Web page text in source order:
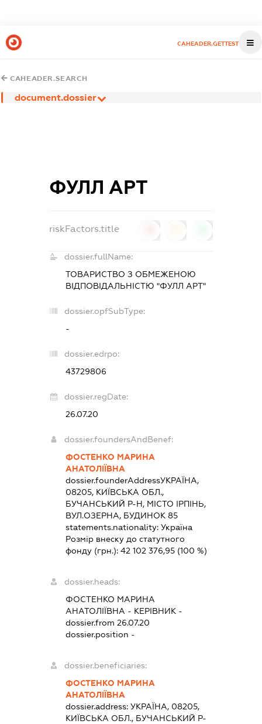
CAHEADER.GETTEST
CAHEADER.SEARCH
document.dossier
ФУЛЛ АРТ
riskFactors.title
dossier.fullName:
ТОВАРИСТВО З ОБМЕЖЕНОЮ
ВІДПОВІДАЛЬНІСТЮ "ФУЛЛ АРТ"
dossier.opfSubType:
-
dossier.edrpo:
43729806
dossier.regDate:
26.07.20
dossier.foundersAndBenef:
ФОСТЕНКО МАРИНА
АНАТОЛІЇВНА
dossier.founderAddressУКРАЇНА,
08205, КИЇВСЬКА ОБЛ.,
БУЧАНСЬКИЙ Р-Н, МІСТО ІРПІНЬ,
ВУЛ.ОЗЕРНА, БУДИНОК 85
statements.nationality:Україна
Розмір внеску до статутного
фонду (грн.):42 102 376,95 (100 %)
dossier.heads:
ФОСТЕНКО МАРИНА
АНАТОЛІЇВНА - КЕРІВНИК -
dossier.from 26.07.20
dossier.position -
dossier.beneficiaries:
ФОСТЕНКО МАРИНА
АНАТОЛІЇВНА
dossier.address:УКРАЇНА, 08205,
КИЇВСЬКА ОБЛ., БУЧАНСЬКИЙ Р-